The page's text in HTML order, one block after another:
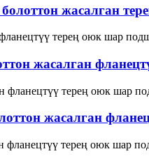
жасалган
жасалган
жасалган